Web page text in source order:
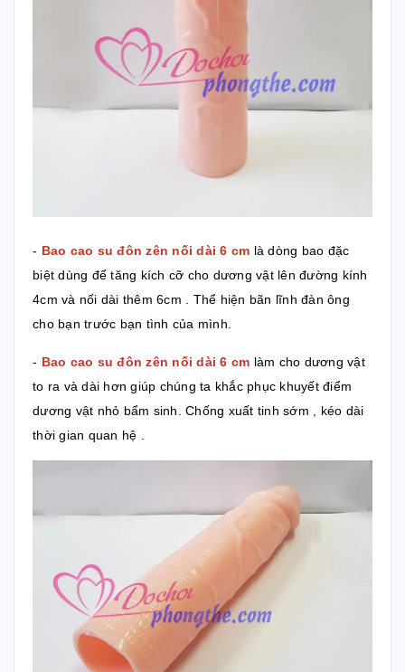
- Bao cao su đôn zên nối dài 6 cm là dòng bao đặc
biệt dùng để tăng kích cỡ cho dương vật lên đường kính
4cm và nối dài thêm 6cm . Thể hiện bãn lĩnh đàn ông
cho bạn trước bạn tình của mình.
- Bao cao su đôn zên nối dài 6 cm làm cho dương vật
to ra và dài hơn giúp chúng ta khắc phục khuyết điểm
dương vật nhỏ bẩm sinh. Chống xuất tinh sớm , kéo dài
thời gian quan hệ .